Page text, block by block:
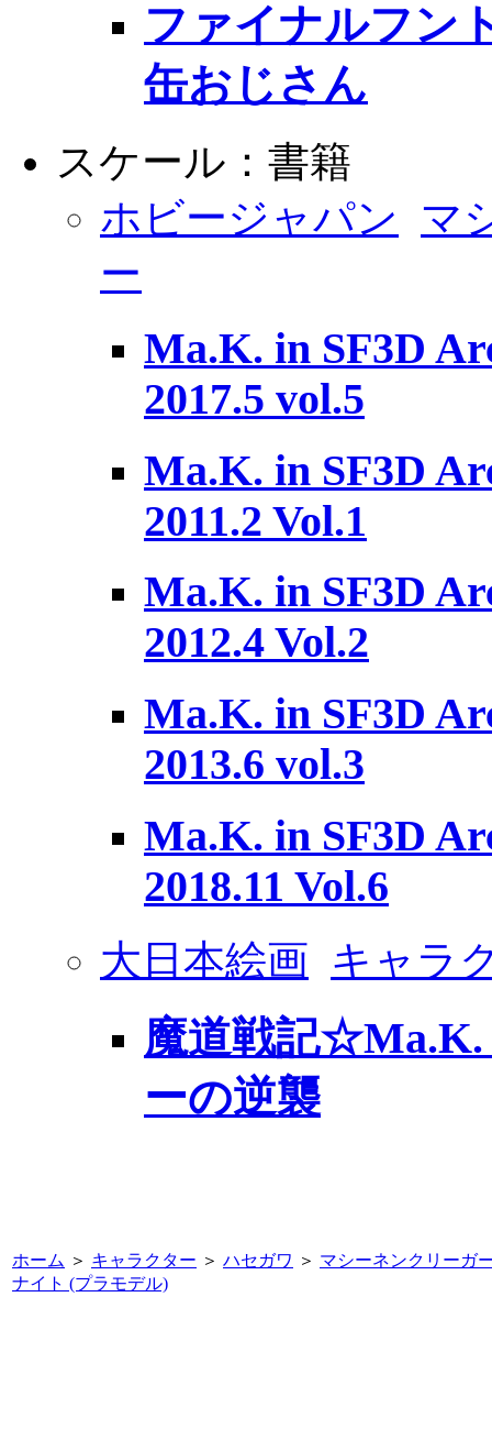
ファイナルフン
缶おじさん
スケール：書籍
ホビージャパン
マ
ー
Ma.K. in SF3D
2017.5 vol.5
Ma.K. in SF3D
2011.2 Vol.1
Ma.K. in SF3D
2012.4 Vol.2
Ma.K. in SF3D
2013.6 vol.3
Ma.K. in SF3D
2018.11 Vol.6
大日本絵画 キャラ
魔道戦記☆Ma.K.
ーの逆襲
ホーム ＞ キャラクター ＞ ハセガワ ＞ マシーネンクリーガ
ナイト (プラモデル)